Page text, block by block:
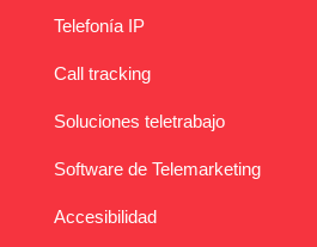
Telefonía IP
Call tracking
Soluciones teletrabajo
Software de Telemarketing
Accesibilidad